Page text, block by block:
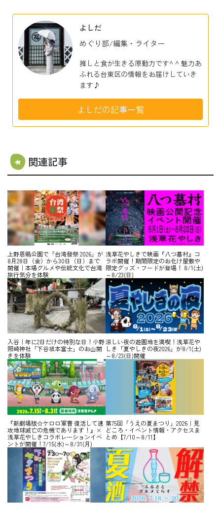
よしだ
めぐり部/編集・ライター
推しと食が生きる原動力です^ ^ 魅力あ
ふれる台東区の情報をお届けしていき
ます♪
よしだの記事一覧
関連記事
上野恩賜公園で「台湾發祭 2026」が
8月28日（金）から30日（日）まで
開催｜本場グルメや伝統文化で台湾
旅行気分を体験
浅草花やしきで映画『八つ墓村』コ
ラボ開催！期間限定のお化け屋敷や
限定グッズ・フードが登場！ 8/1(土)
～8/23(日)
入谷｜年に2日だけの特別な日！小野
照崎神社「下谷坂本富士」のお山開
きを体験
涼しい夜の遊園地を満喫！浅草花や
しき「夏やしきの夜2026」が8/1(土)
～8/23(日)開催
『新劇場版☆ケロロ軍曹 復活して速
攻地球滅亡の危機であります！』×
浅草花やしきコラボレーションイベ
ントが開催！7/15(水)～8/31(月)
第75回「うえの夏まつり」2026｜見
どころ・イベント情報・アクセスま
とめ【7/10～8/11】